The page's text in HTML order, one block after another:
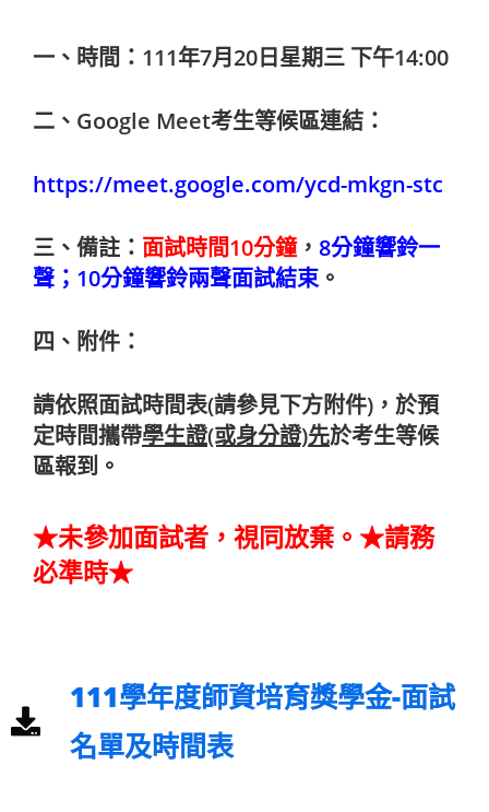
一、時間：111年7月20日星期三 下午14:00
二、Google Meet考生等候區連結：
https://meet.google.com/ycd-mkgn-stc
三、備註： 面試時間10分鐘， 8分鐘響鈴一
聲；10分鐘響鈴兩聲面試結束。
四、附件：
請依照面試時間表(請參見下方附件)，於預
定時間攜帶學生證(或身分證)先於考生等候
區報到。
★未參加面試者，視同放棄。★請務
必準時★
111學年度師資培育獎學金-面試
名單及時間表